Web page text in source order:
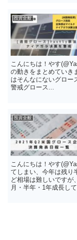
投資全般
こんにちは！やす
の動きをまとめていき
はそんなにないグロー
警戒グロース...
投資全般
こんにちは！やす
てしまい、今年は残り
ど相場は難しいですが
月・半年・1年成長し